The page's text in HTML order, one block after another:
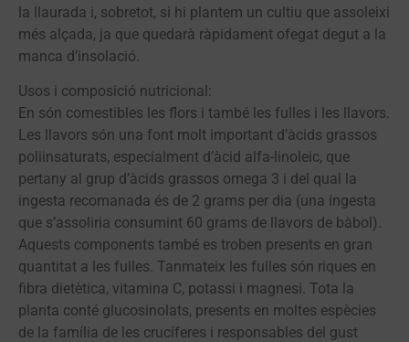
la llaurada i, sobretot, si hi plantem un cultiu que assoleixi
més alçada, ja que quedarà ràpidament ofegat degut a la
manca d’insolació.
Usos i composició nutricional:
En són comestibles les flors i també les fulles i les llavors.
Les llavors són una font molt important d’àcids grassos
poliinsaturats, especialment d’àcid alfa-linoleic, que
pertany al grup d’àcids grassos omega 3 i del qual la
ingesta recomanada és de 2 grams per dia (una ingesta
que s’assoliria consumint 60 grams de llavors de bàbol).
Aquests components també es troben presents en gran
quantitat a les fulles. Tanmateix les fulles són riques en
fibra dietètica, vitamina C, potassi i magnesi. Tota la
planta conté glucosinolats, presents en moltes espècies
de la família de les crucíferes i responsables del gust